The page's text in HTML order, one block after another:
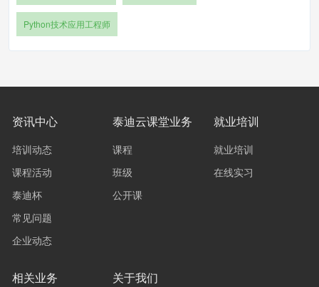
Python技术应用工程师
资讯中心
培训动态
课程活动
泰迪杯
常见问题
企业动态
泰迪云课堂业务
课程
班级
公开课
就业培训
就业培训
在线实习
相关业务 关于我们